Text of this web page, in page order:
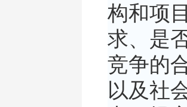
构和项
求、是
竞争的
以及社